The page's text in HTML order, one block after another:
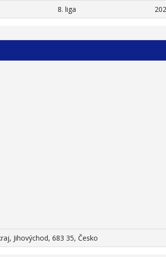
8. liga
Jihovýchod, 683 35, Česko